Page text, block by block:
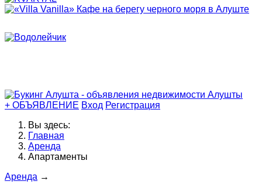
+ ОБЪЯВЛЕНИЕ Вход Регистрация
Вы здесь:
Главная
Аренда
Апартаменты
Аренда →